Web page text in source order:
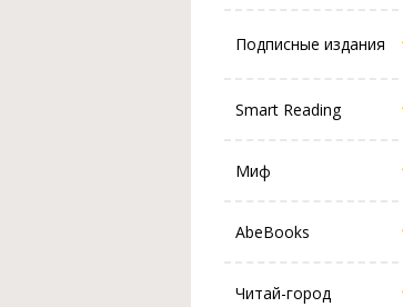
Подписные издания
Smart Reading
Миф
AbeBooks
Читай-город